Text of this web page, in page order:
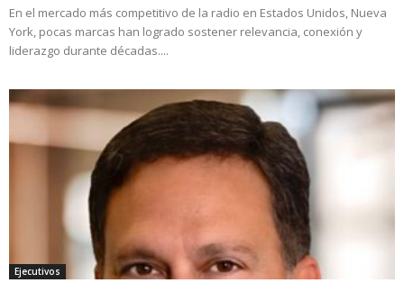
En el mercado más competitivo de la radio en Estados Unidos, Nueva
York, pocas marcas han logrado sostener relevancia, conexión y
liderazgo durante décadas....
Ejecutivos